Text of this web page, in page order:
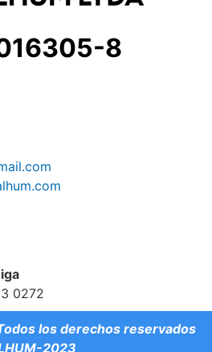
8
0272
los derechos reservados
2023